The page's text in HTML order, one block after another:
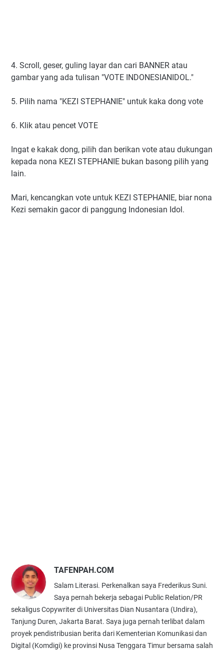
4. Scroll, geser, guling layar dan cari BANNER atau
gambar yang ada tulisan "VOTE INDONESIANIDOL."
5. Pilih nama "KEZI STEPHANIE" untuk kaka dong vote
6. Klik atau pencet VOTE
Ingat e kakak dong, pilih dan berikan vote atau dukungan
kepada nona KEZI STEPHANIE bukan basong pilih yang
lain.
Mari, kencangkan vote untuk KEZI STEPHANIE, biar nona
Kezi semakin gacor di panggung Indonesian Idol.
TAFENPAH.COM
Salam Literasi. Perkenalkan saya Frederikus Suni.
Saya pernah bekerja sebagai Public Relation/PR
sekaligus Copywriter di Universitas Dian Nusantara (Undira),
Tanjung Duren, Jakarta Barat. Saya juga pernah terlibat dalam
proyek pendistribusian berita dari Kementerian Komunikasi dan
Digital (Komdigi) ke provinsi Nusa Tenggara Timur bersama salah